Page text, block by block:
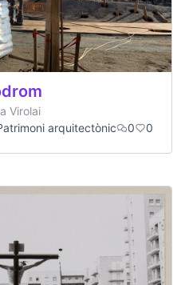
Virolai
arquitectònic 0 0